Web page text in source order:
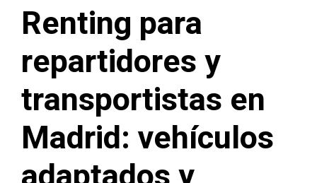
Renting para
repartidores y
transportistas en
Madrid: vehículos